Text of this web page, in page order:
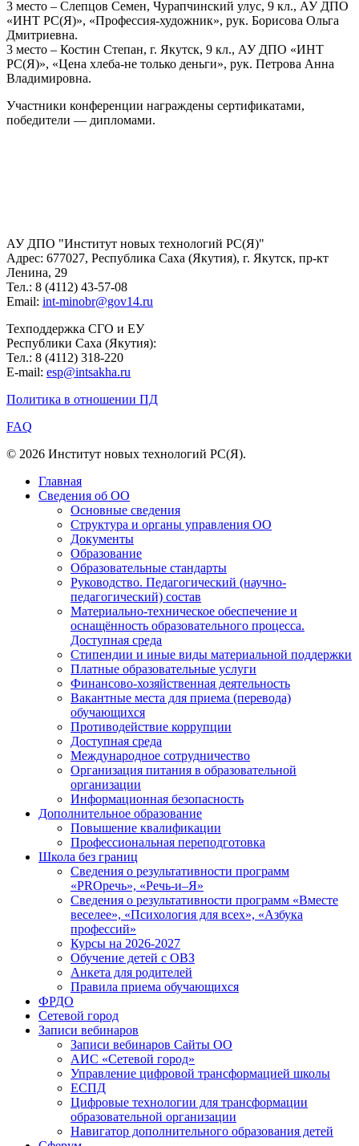
3 место – Слепцов Семен, Чурапчинский улус, 9 кл., АУ ДПО
«ИНТ РС(Я)», «Профессия-художник», рук. Борисова Ольга
Дмитриевна.
3 место – Костин Степан, г. Якутск, 9 кл., АУ ДПО «ИНТ
РС(Я)», «Цена хлеба-не только деньги», рук. Петрова Анна
Владимировна.
Участники конференции награждены сертификатами,
победители — дипломами.
АУ ДПО "Институт новых технологий РС(Я)"
Адрес: 677027, Республика Саха (Якутия), г. Якутск, пр-кт
Ленина, 29
Тел.: 8 (4112) 43-57-08
Email: int-minobr@gov14.ru
Техподдержка СГО и ЕУ
Республики Саха (Якутия):
Тел.: 8 (4112) 318-220
E-mail: esp@intsakha.ru
Политика в отношении ПД
FAQ
© 2026 Институт новых технологий РС(Я).
Главная
Сведения об ОО
Основные сведения
Структура и органы управления ОО
Документы
Образование
Образовательные стандарты
Руководство. Педагогический (научно-
педагогический) состав
Материально-техническое обеспечение и
оснащённость образовательного процесса.
Доступная среда
Стипендии и иные виды материальной поддержки
Платные образовательные услуги
Финансово-хозяйственная деятельность
Вакантные места для приема (перевода)
обучающихся
Противодействие коррупции
Доступная среда
Международное сотрудничество
Организация питания в образовательной
организации
Информационная безопасность
Дополнительное образование
Повышение квалификации
Профессиональная переподготовка
Школа без границ
Сведения о результативности программ
«PROречь», «Речь-и–Я»
Сведения о результативности программ «Вместе
веселее», «Психология для всех», «Азбука
профессий»
Курсы на 2026-2027
Обучение детей с ОВЗ
Анкета для родителей
Правила приема обучающихся
ФРДО
Сетевой город
Записи вебинаров
Записи вебинаров Сайты ОО
АИС «Сетевой город»
Управление цифровой трансформацией школы
ЕСПД
Цифровые технологии для трансформации
образовательной организации
Навигатор дополнительного образования детей